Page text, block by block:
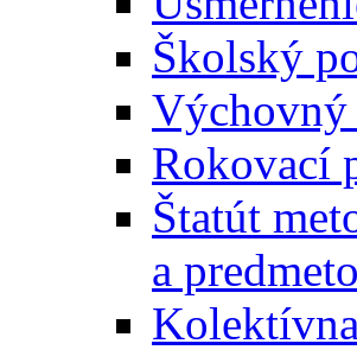
Školský
Výchovný
Rokovací
Štatút
a